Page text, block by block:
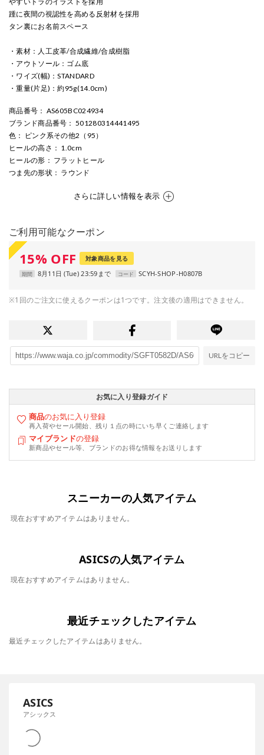
踵に夜間の視認性を高める反射材を採用
タン裏にお名前スペース
・素材：人工皮革/合成繊維/合成樹脂
・アウトソール：ゴム底
・ワイズ(幅)：STANDARD
・重量(片足)：約95g(14.0cm)
商品番号 ： AS605BC024934
ブランド商品番号 ： 501280314441495
色 ： ピンク系その他2（95）
ヒールの高さ ： 1.0cm
ヒールの形 ： フラットヒール
つま先の形状： ラウンド
さらに詳しい情報を表示
ご利用可能なクーポン
15% OFF 対象商品を見る
期間 8月11日 (Tue) 23:59まで コード SCYH-SHOP-H0807B
※1回のご注文に使えるクーポンは1つです。注文後の適用はできません。
URLをコピー
お気に入り登録ガイド
商品のお気に入り登録
再入荷やセール開始、残り１点の時にいち早くご連絡します
マイブランドの登録
新商品やセール等、ブランドのお得な情報をお送りします
スニーカーの人気アイテム
現在おすすめアイテムはありません。
ASICSの人気アイテム
現在おすすめアイテムはありません。
最近チェックしたアイテム
最近チェックしたアイテムはありません。
ASICS
アシックス